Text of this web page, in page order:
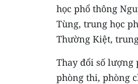
học phổ thông
Tùng, trung học
Thường Kiệt,
Thay đổi số lượng
phòng thi, phòng